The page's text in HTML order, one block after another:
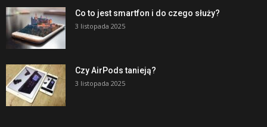
Co to jest smartfon i do czego służy?
3 listopada 2025
Czy AirPods tanieją?
3 listopada 2025